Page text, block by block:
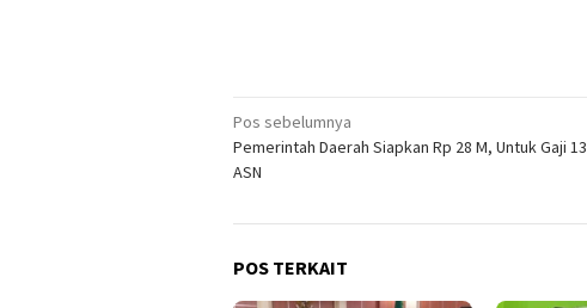
Navigasi
pos
Pos sebelumnya
Pemerintah Daerah Siapkan Rp 28 M, Untuk Gaji 13
ASN
POS TERKAIT